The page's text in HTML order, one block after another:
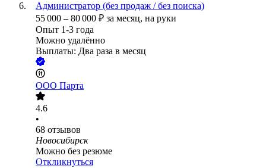
Администратор (без продаж / без поиска)
55 000 – 80 000 ₽ за месяц, на руки
Опыт 1-3 года
Можно удалённо
Выплаты: Два раза в месяц
ООО Парта
4.6
•
68 отзывов
Новосибирск
Можно без резюме
Откликнуться